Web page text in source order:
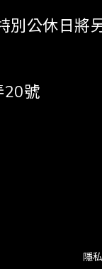
別公休日將
20號
隱